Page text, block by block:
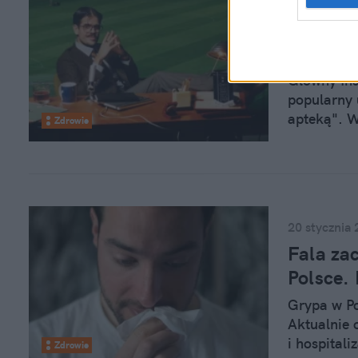
Zdrowie
GIF
dziwię
Główny
popularny
apteką".
Zdrowie
20 stycznia
Fala
Polsce.
Grypa w
Aktualnie
i